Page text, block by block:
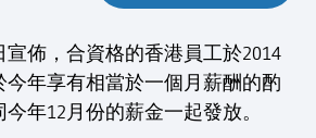
宣佈，合資格的香港員工於2014
今年享有相當於一個月薪酬的酌
年12月份的薪金一起發放。